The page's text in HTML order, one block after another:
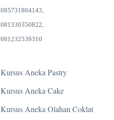
085731804143,
081330350822,
081232539310
Kursus Aneka Pastry
Kursus Aneka Cake
Kursus Aneka Olahan Coklat